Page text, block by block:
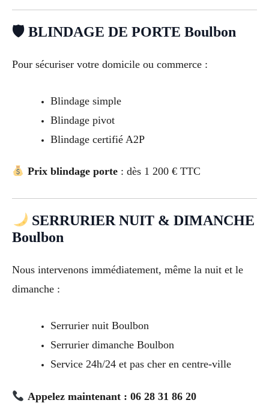
🛡 BLINDAGE DE PORTE Boulbon
Pour sécuriser votre domicile ou commerce :
Blindage simple
Blindage pivot
Blindage certifié A2P
Prix blindage porte: dès 1 200 € TTC
SERRURIER NUIT & DIMANCHE
Boulbon
Nous intervenons immédiatement, même la nuit et le
dimanche :
Serrurier nuit Boulbon
Serrurier dimanche Boulbon
Service 24h/24 et pas cher en centre-ville
Appelez maintenant : 06 28 31 86 20